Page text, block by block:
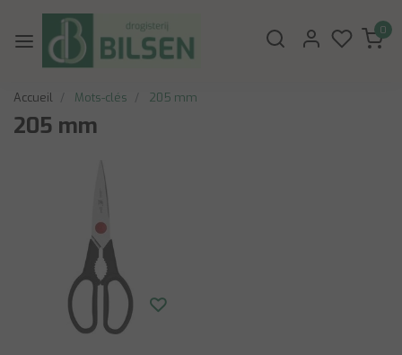
0
Accueil Mots-clés 205 mm
205 mm